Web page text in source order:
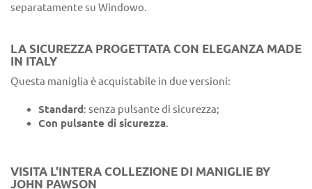
separatamente su Windowo.
LA SICUREZZA PROGETTATA CON ELEGANZA MADE
IN ITALY
Questa maniglia è acquistabile in due versioni:
Standard: senza pulsante di sicurezza;
Con pulsante di sicurezza.
VISITA L'INTERA COLLEZIONE DI MANIGLIE BY
JOHN PAWSON